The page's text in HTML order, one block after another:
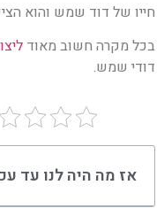
חייו של דוד שמש והוא
בכל מקרה חשוב מאוד
דודי שמש.
אז מה היה לנו עד